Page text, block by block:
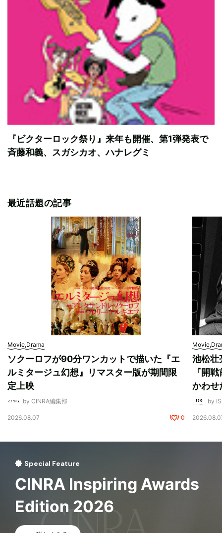
『ビクターロック祭り』来年も開催、第1弾発表で
斉藤和義、スガシカオ、ハナレグミ
最近話題の記事
Movie,Drama
ソクーロフが90分ワンカットで描いた『エ
ルミタージュ幻想』リマスター版が期間限
定上映
by CINRA編集部
2026.08.07 0
池松壮
『開
かわせ
by
Special Feature
CINRA Inspiring Awards
Edition 2026